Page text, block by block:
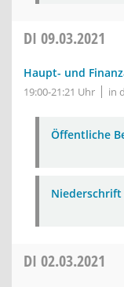
DI 09.03.2021
Haupt- und
19:00-21:21 Uhr in
Öffentliche
DI 02.03.2021